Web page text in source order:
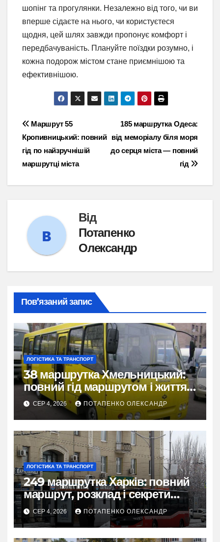
шопінг та прогулянки. Незалежно від того, чи ви
вперше сідаєте на нього, чи користуєтеся
щодня, цей шлях завжди пропонує комфорт і
передбачуваність. Плануйте поїздки розумно, і
кожна подорож містом стане приємнішою та
ефективнішою.
Навігація
записів
185 маршрутка Одеса:
від меморіалу біля моря
до серця міста — повний
гід
Маршрут 55
Кропивницький: повний
гід по найзручнішій
маршрутці міста
Від
Потапенко
Олександр
Пов’язаний запис
ЛОГІСТИКА ТА ТРАНСПОРТ
38 маршрутка Хмельницький:
повний гід маршрутом і життям
міста
СЕР 4, 2026 ПОТАПЕНКО ОЛЕКСАНДР
ЛОГІСТИКА ТА ТРАНСПОРТ
249 маршрутка Харків: повний
маршрут, розклад і секрети
зручної поїздки
СЕР 4, 2026 ПОТАПЕНКО ОЛЕКСАНДР